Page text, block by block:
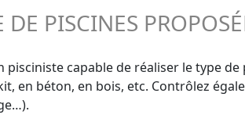
DE PISCINES
pisciniste capable de réaliser le type
en béton, en bois, etc. Contrôlez